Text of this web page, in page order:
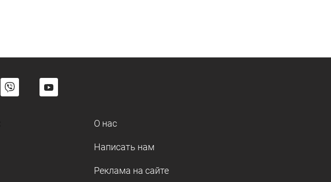
О нас
Написать нам
Реклама на сайте